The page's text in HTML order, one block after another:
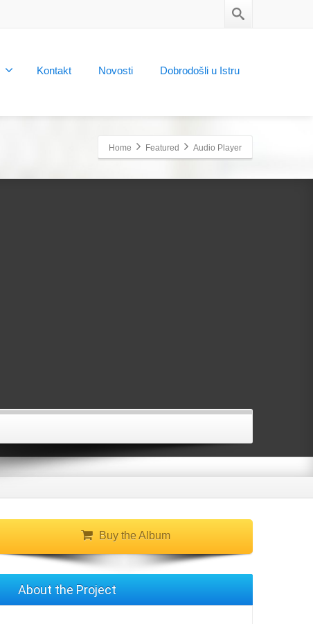
Kontakt Novosti Dobrodošli u Istru
Home Featured Audio Player
Buy the Album
About the Project